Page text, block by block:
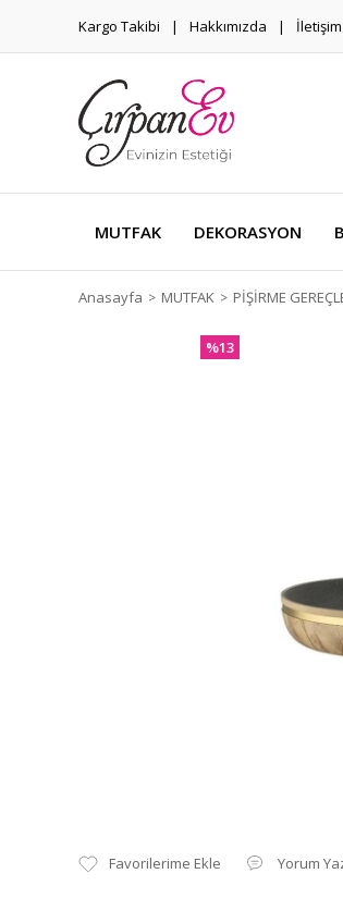
Kargo Takibi Hakkımızda İletişim
MUTFAK DEKORASYON
Anasayfa MUTFAK PİŞİRME
%13
Yorum